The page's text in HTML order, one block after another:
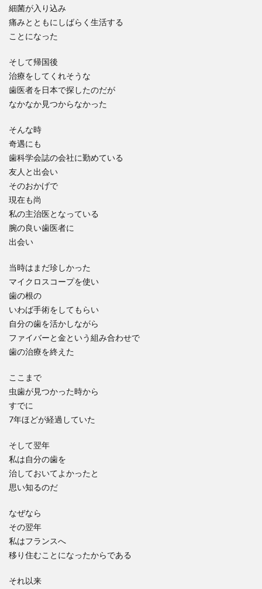
細菌が入り込み
痛みとともにしばらく生活する
ことになった
そして帰国後
治療をしてくれそうな
歯医者を日本で探したのだが
なかなか見つからなかった
そんな時
奇遇にも
歯科学会誌の会社に勤めている
友人と出会い
そのおかげで
現在も尚
私の主治医となっている
腕の良い歯医者に
出会い
当時はまだ珍しかった
マイクロスコープを使い
歯の根の
いわば手術をしてもらい
自分の歯を活かしながら
ファイバーと金という組み合わせで
歯の治療を終えた
ここまで
虫歯が見つかった時から
すでに
7年ほどが経過していた
そして翌年
私は自分の歯を
治しておいてよかったと
思い知るのだ
なぜなら
その翌年
私はフランスへ
移り住むことになったからである
それ以来